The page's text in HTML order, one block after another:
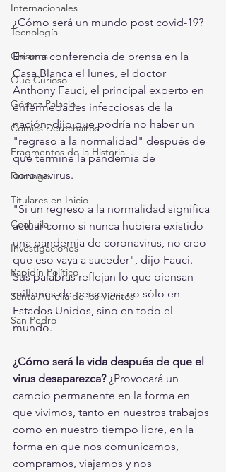
Internacionales
Tecnología
Chismes
Qué Curioso
Gómez Palacio
Comics Derechairos
Fragmentos de la Historia
Durango
Titulares en Inicio
Coahuila
Investigaciones
Rapidín Político
Santa Aurelia de los Vientos
San Pedro
¿Cómo será un mundo post covid-19?
En una conferencia de prensa en la
Casa Blanca el lunes, el doctor
Anthony Fauci, el principal experto en
enfermedades infecciosas de la
nación, dijo que podría no haber un
"regreso a la normalidad" después de
que termine la pandemia de
coronavirus.
"Si un regreso a la normalidad significa
actuar como si nunca hubiera existido
una pandemia de coronavirus, no creo
que eso vaya a suceder", dijo Fauci.
Sus palabras reflejan lo que piensan
millones de personas, no sólo en
Estados Unidos, sino en todo el
mundo.
¿Cómo será la vida después de que el
virus desaparezca? ¿Provocará un
cambio permanente en la forma en
que vivimos, tanto en nuestros trabajos
como en nuestro tiempo libre, en la
forma en que nos comunicamos,
compramos, viajamos y nos